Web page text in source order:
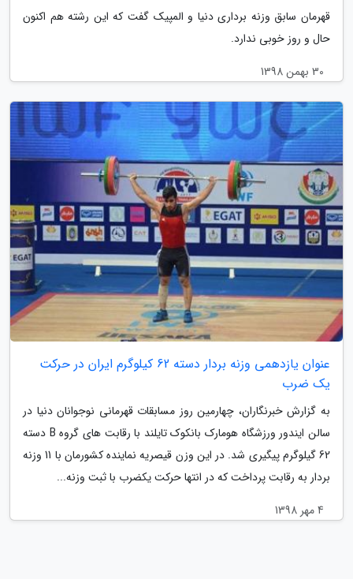
قهرمان سابق وزنه برداری دنیا و المپیک گفت که این رشته هم اکنون
حال و روز خوبی ندارد.
30 بهمن 1398
عنوان یازدهمی وزنه بردار دسته 62 کیلوگرم ایران در حرکت
یک ضرب
به گزارش خبرنگاران، چهارمین روز مسابقات قهرمانی نوجوانان دنیا در
سالن ایندور ورزشگاه هومارک بانکوک تایلند با رقابت های گروه B دسته
62 گیلوگرم پیگیری شد. در این وزن قیصریه نماینده کشورمان با 11 وزنه
بردار به رقابت پرداخت که در انتها حرکت یکضرب با ثبت وزنه...
4 مهر 1398